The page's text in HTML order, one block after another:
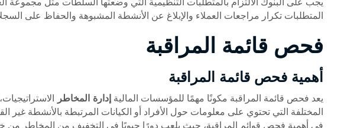
المتطلبات تكرار مراجعات العملاء والإبلاغ عن الأنشطة المشبوهة والحفاظ على
فحص قائمة المراقبة
أهمية فحص قائمة المراقبة
يعد فحص قائمة المراقبة مكونًا مهمًا للمؤسسات المالية إدارة المخاطر
المختلفة التي تحتوي على معلومات حول الأفراد أو الكيانات المرتبطة بالأنشطة غير
في أهمية فحص قوائم المراقبة، حيث يلعب دورًا حيويًا في التخفيف من المخاطر من